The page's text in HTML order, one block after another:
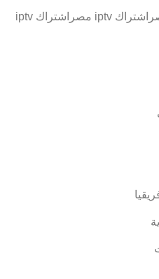
اشتراك iptv مصراشتراك iptv مصراشتراك iptv مصراشتراك iptv